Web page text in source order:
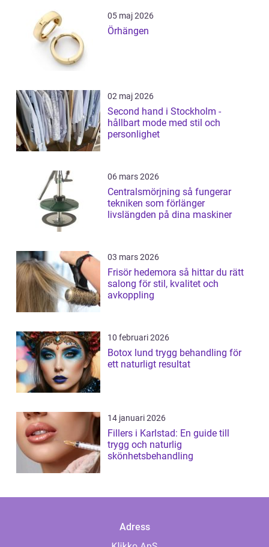
05 maj 2026
Örhängen
02 maj 2026
Second hand i Stockholm -
hållbart mode med stil och
personlighet
06 mars 2026
Centralsmörjning så fungerar
tekniken som förlänger
livslängden på dina maskiner
03 mars 2026
Frisör hedemora så hittar du rätt
salong för stil, kvalitet och
avkoppling
10 februari 2026
Botox lund trygg behandling för
ett naturligt resultat
14 januari 2026
Fillers i Karlstad: En guide till
trygg och naturlig
skönhetsbehandling
Adress